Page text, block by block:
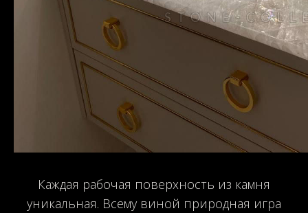
Каждая рабочая поверхность из камня
уникальная. Всему виной природная игра